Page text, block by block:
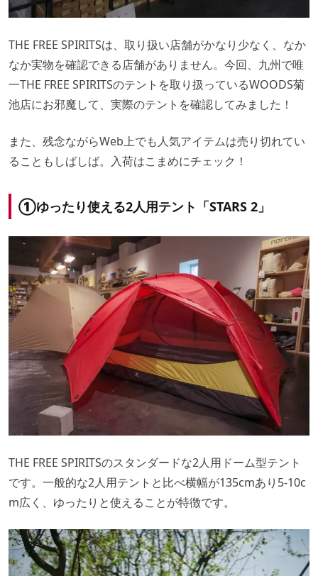
THE FREE SPIRITSは、取り扱い店舗がかなり少なく、なか
なか実物を確認できる店舗がありません。今回、九州で唯
一THE FREE SPIRITSのテントを取り扱っているWOODS菊
池店にお邪魔して、実際のテントを確認してみました！
また、残念ながらWeb上でも人気アイテムは売り切れてい
ることもしばしば。入荷はこまめにチェック！
①ゆったり使える2人用テント「STARS 2」
THE FREE SPIRITSのスタンダードな2人用ドーム型テント
です。一般的な2人用テントと比べ横幅が135cmあり5-10c
m広く、ゆったりと使えることが特徴です。